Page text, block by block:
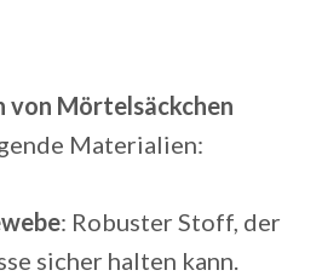
von Mörtelsäckchen
Materialien:
: Robuster Stoff, der
sicher halten kann.